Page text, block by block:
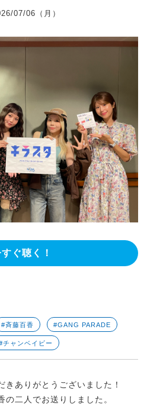
07/06（月）
ぐ聴く！
#斉藤百香 #GANG PARADE
チャンベイビー
きありがとうございました！
二人でお送りしました。